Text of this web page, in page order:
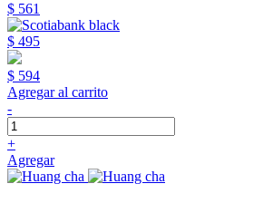
$ 561
$ 495
$ 594
Agregar al carrito
-
+
Agregar